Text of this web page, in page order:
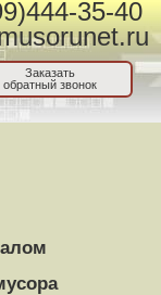
35-40
Заказать
обратный звонок